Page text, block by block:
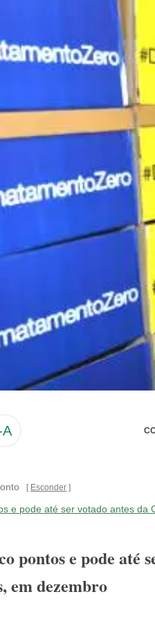
A
Esconder
e pode até ser votado antes da
pontos e pode até
em dezembro